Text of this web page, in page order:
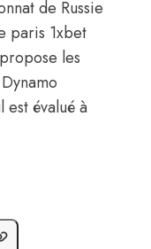
de Russie
paris 1xbet
les
est évalué à